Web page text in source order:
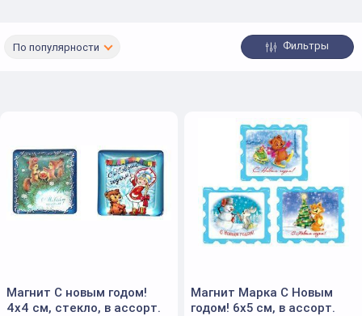
По популярности Фильтры
Магнит С новым годом!
4х4 см, стекло, в ассорт.
Магнит Марка С Новым
годом! 6х5 см, в ассорт.